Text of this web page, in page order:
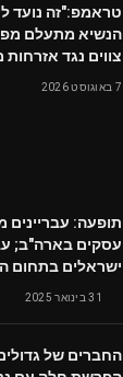
טראמפ:"זה נועד
הנשיא מתעלם
צווים נגד אזרחות
7 באוגוסט 2026
תופעה:
עסקים בארה"ב;
ישראלים בתחום
31 בינואר 2025
החברים של